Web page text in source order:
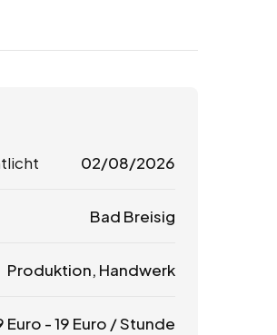
02/08/2026
Bad Breisig
Produktion, Handwerk
Euro -19 Euro / Stunde